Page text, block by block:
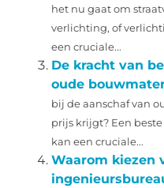
het nu gaat om
verlichting, of
een cruciale...
De kracht van
oude
bij de aanschaf van
prijs krijgt? Een
kan een cruciale...
Waarom kiezen